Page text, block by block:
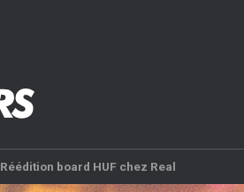
Réédition board HUF chez Real